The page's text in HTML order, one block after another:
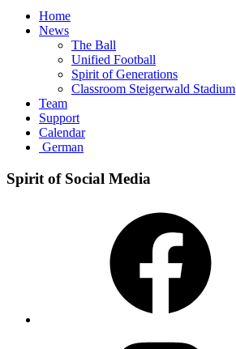
Home
News
The Ball
Unified Football
Spirit of Generations
Classroom Steigerwald Stadium
Team
Support
Calendar
German
Spirit of Social Media